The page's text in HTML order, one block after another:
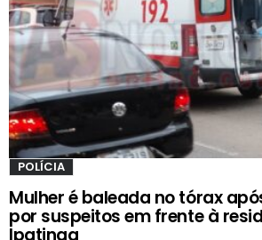
POLÍCIA
Mulher é baleada no tórax
por suspeitos em frente à
Ipatinga